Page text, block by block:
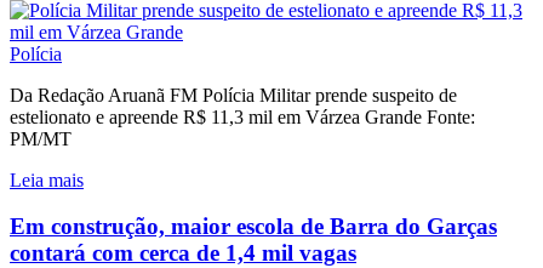
Polícia
Da Redação Aruanã FM Polícia Militar prende suspeito de
estelionato e apreende R$ 11,3 mil em Várzea Grande Fonte:
PM/MT
Leia mais
Em construção, maior escola de Barra do Garças
contará com cerca de 1,4 mil vagas